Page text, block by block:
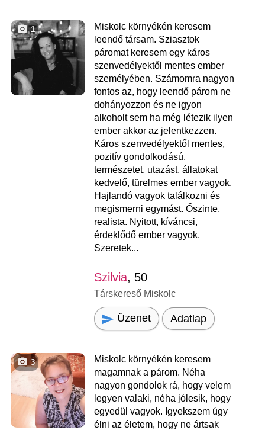
1
Miskolc környékén keresem
leendő társam. Sziasztok
páromat keresem egy káros
szenvedélyektől mentes ember
személyében. Számomra nagyon
fontos az, hogy leendő párom ne
dohányozzon és ne igyon
alkoholt sem ha még létezik ilyen
ember akkor az jelentkezzen.
Káros szenvedélyektől mentes,
pozitív gondolkodású,
természetet, utazást, állatokat
kedvelő, türelmes ember vagyok.
Hajlandó vagyok találkozni és
megismerni egymást. Őszinte,
realista. Nyitott, kíváncsi,
érdeklődő ember vagyok.
Szeretek...
Szilvia, 50
Társkereső Miskolc
Üzenet Adatlap
3
Miskolc környékén keresem
magamnak a párom. Néha
nagyon gondolok rá, hogy velem
legyen valaki, néha jólesik, hogy
egyedül vagyok. Igyekszem úgy
élni az életem, hogy ne ártsak